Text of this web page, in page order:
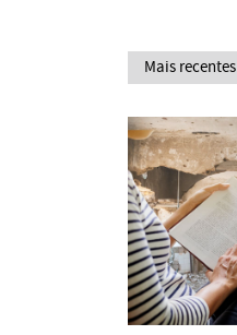
Mais recentes